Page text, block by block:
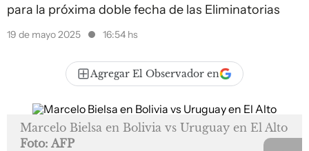
para la próxima doble fecha de las Eliminatorias
19 de mayo 2025 16:54 hs
Agregar El Observador en
Marcelo Bielsa en Bolivia vs Uruguay en El Alto
Foto: AFP